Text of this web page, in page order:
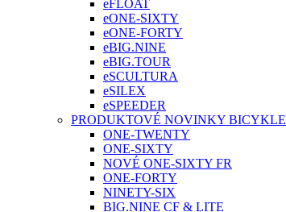
eFLOAT
eONE-SIXTY
eONE-FORTY
eBIG.NINE
eBIG.TOUR
eSCULTURA
eSILEX
eSPEEDER
PRODUKTOVÉ NOVINKY BICYKLE
ONE-TWENTY
ONE-SIXTY
NOVÉ ONE-SIXTY FR
ONE-FORTY
NINETY-SIX
BIG.NINE CF & LITE